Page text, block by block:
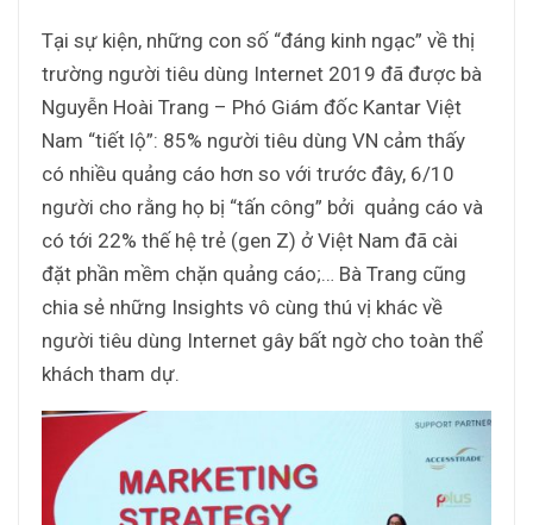
Tại sự kiện, những con số “đáng kinh ngạc” về thị
trường người tiêu dùng Internet 2019 đã được bà
Nguyễn Hoài Trang – Phó Giám đốc Kantar Việt
Nam “tiết lộ”: 85% người tiêu dùng VN cảm thấy
có nhiều quảng cáo hơn so với trước đây, 6/10
người cho rằng họ bị “tấn công” bởi quảng cáo và
có tới 22% thế hệ trẻ (gen Z) ở Việt Nam đã cài
đặt phần mềm chặn quảng cáo;… Bà Trang cũng
chia sẻ những Insights vô cùng thú vị khác về
người tiêu dùng Internet gây bất ngờ cho toàn thể
khách tham dự.